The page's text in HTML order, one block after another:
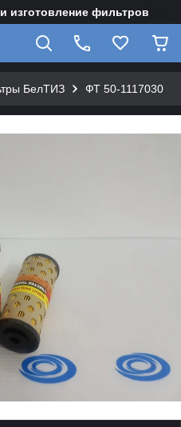
изготовление фильтров
БелТИЗ ФТ 50-1117030